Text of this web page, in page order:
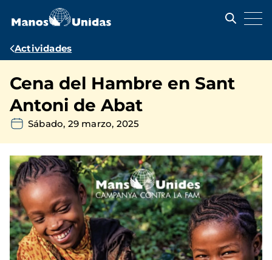
contenido
Ruta
navegación
Actividades
Cena del Hambre en Sant
Antoni de Abat
Sábado, 29 marzo, 2025